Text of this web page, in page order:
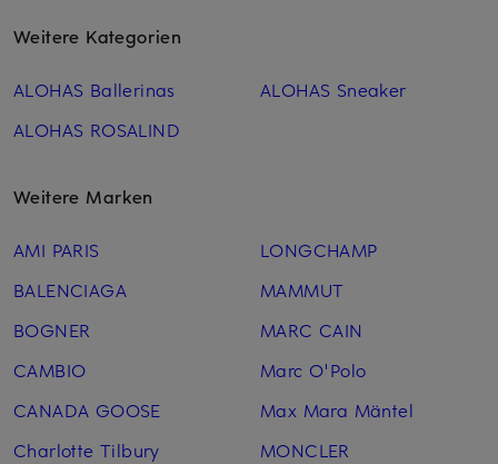
Weitere Kategorien
ALOHAS Ballerinas
ALOHAS ROSALIND
ALOHAS Sneaker
Weitere Marken
AMI PARIS
BALENCIAGA
BOGNER
CAMBIO
CANADA GOOSE
Charlotte Tilbury
LONGCHAMP
MAMMUT
MARC CAIN
Marc O'Polo
Max Mara Mäntel
MONCLER